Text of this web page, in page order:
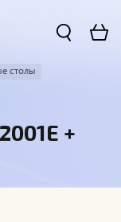
столы
+